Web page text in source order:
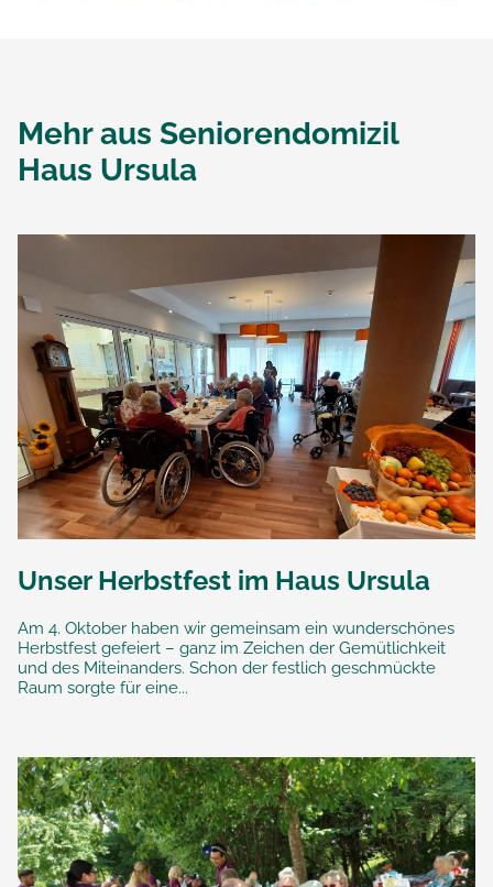
Mehr aus Seniorendomizil
Haus Ursula
Unser Herbstfest im Haus Ursula
Am 4. Oktober haben wir gemeinsam ein wunderschönes
Herbstfest gefeiert – ganz im Zeichen der Gemütlichkeit
und des Miteinanders. Schon der festlich geschmückte
Raum sorgte für eine...